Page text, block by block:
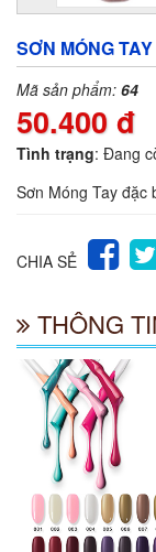
SƠN MÓNG
Mã sản phẩm: 64
50.400 đ
Tình trạng: Đang
Sơn Móng Tay đặc
CHIA SẺ
THÔNG